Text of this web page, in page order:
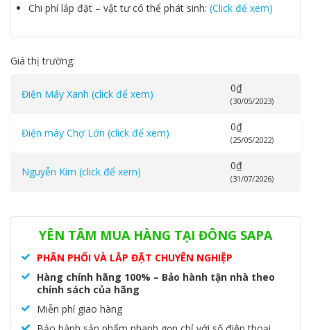
Chi phí lắp đặt – vật tư có thể phát sinh: (Click để xem)
Giá thị trường:
Điện Máy Xanh (click để xem) 0₫
(30/05/2023)
Điện máy Chợ Lớn (click để xem) 0₫
(25/05/2022)
Nguyễn Kim (click để xem) 0₫
(31/07/2026)
Danh mục:Hệ thống VRF,VRF Samsung Thẻ:
AM120KXMDGH/EU , dàn nóng Samsung, dàn nóng VRF, điều
hòa samsung
YÊN TÂM MUA HÀNG TẠI ĐÔNG SAPA
PHÂN PHỐI VÀ LẮP ĐẶT CHUYÊN NGHIỆP
Hàng chính hãng 100% – Bảo hành tận nhà theo
chính sách của hãng
Miễn phí giao hàng